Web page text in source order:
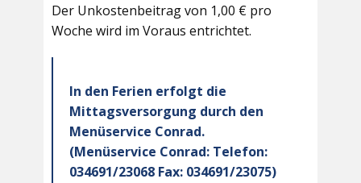
Der Unkostenbeitrag von 1,00 € pro
Woche wird im Voraus entrichtet.
In den Ferien erfolgt die
Mittagsversorgung durch den
Menüservice Conrad.
(Menüservice Conrad: Telefon:
034691/23068 Fax: 034691/23075)